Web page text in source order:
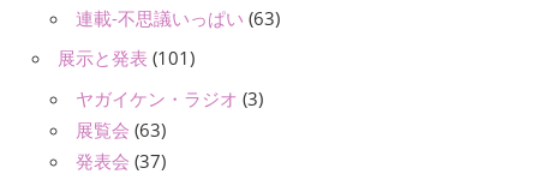
連載-不思議いっぱい (63)
展示と発表 (101)
ヤガイケン・ラジオ (3)
展覧会 (63)
発表会 (37)